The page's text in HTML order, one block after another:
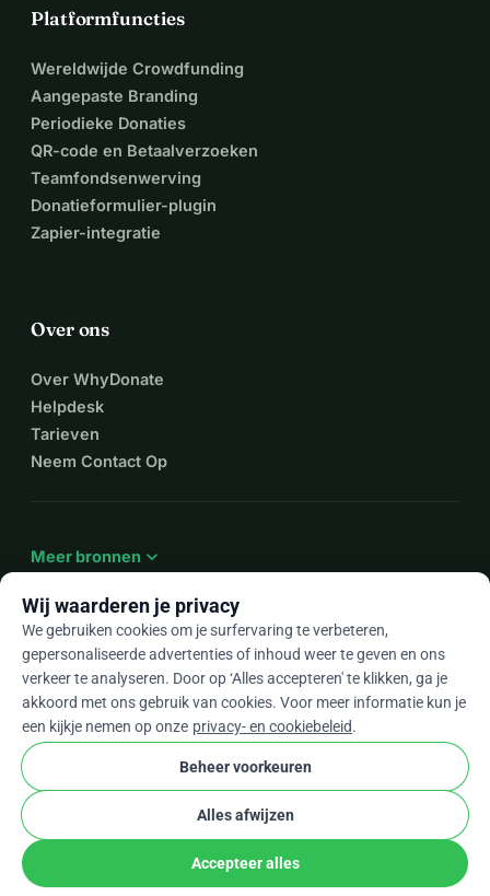
Platformfuncties
Wereldwijde Crowdfunding
Aangepaste Branding
Periodieke Donaties
QR-code en Betaalverzoeken
Teamfondsenwerving
Donatieformulier-plugin
Zapier-integratie
Over ons
Over WhyDonate
Helpdesk
Tarieven
Neem Contact Op
Meer bronnen expand_more
Nlarrow_drop_down
★★★★★ 4,9 / 5 op basis van 500+ reviews
WhyDonatePrivacy en cookies
Algemene voorwaarden
Cookie-instellingen
stripe check Geverifieerde Partner
Wij waarderen je privacy
We gebruiken cookies om je surfervaring te verbeteren,
gepersonaliseerde advertenties of inhoud weer te geven en ons
verkeer te analyseren. Door op ‘Alles accepteren' te klikken, ga je
akkoord met ons gebruik van cookies. Voor meer informatie kun je
een kijkje nemen op onze privacy- en cookiebeleid.
Beheer voorkeuren
Alles afwijzen
Accepteer alles